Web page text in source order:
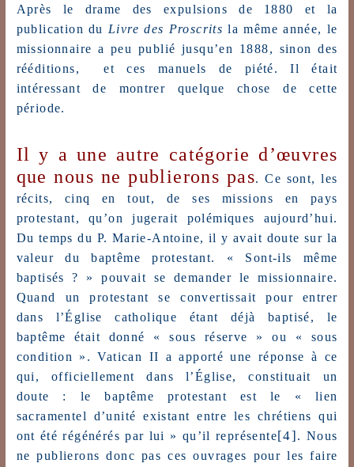
Après le drame des expulsions de 1880 et la
publication du Livre des Proscritsla même année, le
missionnaire a peu publié jusqu’en 1888, sinon des
rééditions, et ces manuels de piété. Il était
intéressant de montrer quelque chose de cette
période.
Il y a une autre catégorie d’œuvres
que nous ne publierons pas. Ce sont, les
récits, cinq en tout, de ses missions en pays
protestant, qu’on jugerait polémiques aujourd’hui.
Du temps du P. Marie-Antoine, il y avait doute sur la
valeur du baptême protestant. « Sont-ils même
baptisés ? » pouvait se demander le missionnaire.
Quand un protestant se convertissait pour entrer
dans l’Église catholique étant déjà baptisé, le
baptême était donné « sous réserve » ou « sous
condition ». Vatican II a apporté une réponse à ce
qui, officiellement dans l’Église, constituait un
doute : le baptême protestant est le « lien
sacramentel d’unité existant entre les chrétiens qui
ont été régénérés par lui » qu’il représente[4]. Nous
ne publierons donc pas ces ouvrages pour les faire